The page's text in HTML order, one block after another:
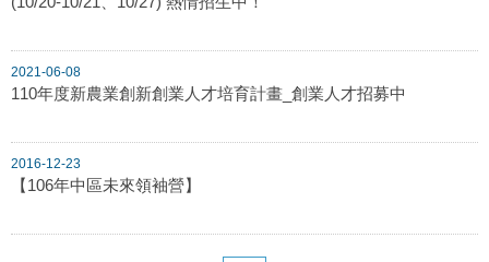
2021-06-08
110年度新農業創新創業人才培育計畫_創業人才招募中
2016-12-23
【106年中區未來領袖營】